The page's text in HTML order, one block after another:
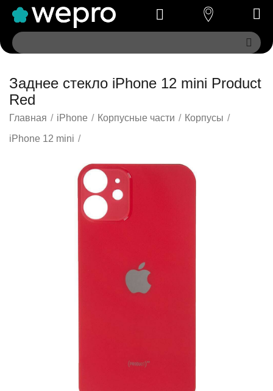
Заднее стекло iPhone 12 mini Product
Red
Главная / iPhone / Корпусные части / Корпусы /
iPhone 12 mini /